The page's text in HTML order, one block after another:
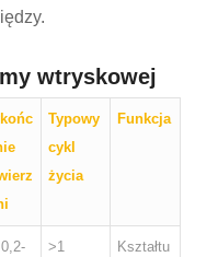
wtryskowej
Typowy
cykl
życia
Funkcja
>1
Kształtu